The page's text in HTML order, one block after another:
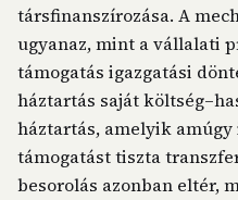
társfinanszírozása. A
ugyanaz, mint a vállalati
támogatás igazgatási
háztartás saját
háztartás, amelyik
támogatást tiszta
besorolás azonban eltér,